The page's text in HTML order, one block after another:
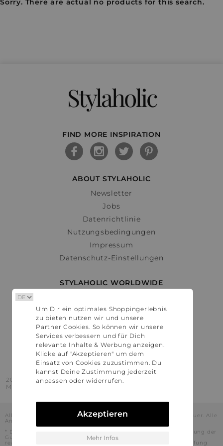
Stylaholic
FIND MORE INSPIRATION
ABOUT STYLAHOLIC
Newsletter
Jobs
Datenrichtlinie
Nutzungsbedingungen
Impressum
Datenschutz-Einstellungen
STYLAHOLIC WORLDWIDE
Österreich
Schweiz
France
United States
2016 - 2026 © Stylaholic.
Made for you with love in munich.
Alle Preise inkl. der jeweils geltenden gesetzlichen Mehrwertsteuer. Alle
Angaben ohne Gewähr.
* Die angezeigten Preise beinhalten Rabatte, die durch die Nutzung der
Gutschein-Codes auf den Seiten unserer Partner voraussichtlich
realisiert werden können. Stylaholic führt keine vollständige Prüfung
Um Dir ein optimales Shoppingerlebnis
zu bieten nutzen wir und unsere
Partner Cookies. So können wir unsere
Services verbessern und für Dich
relevante Inhalte & Werbung anzeigen.
Klicke auf "Akzeptieren" um dem
Einsatz von Cookies zuzustimmen. Du
kannst Deine Zustimmung jederzeit
anpassen oder widerrufen.
Akzeptieren
Mehr Infos